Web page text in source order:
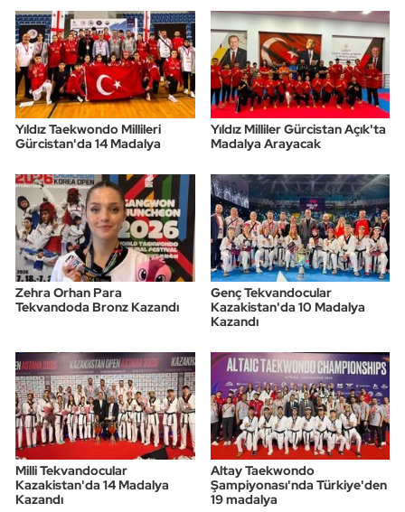
Yıldız Taekwondo Millileri
Gürcistan'da 14 Madalya
Yıldız Milliler Gürcistan Açık'ta
Madalya Arayacak
Zehra Orhan Para
Tekvandoda Bronz Kazandı
Genç Tekvandocular
Kazakistan'da 10 Madalya
Kazandı
Milli Tekvandocular
Kazakistan'da 14 Madalya
Kazandı
Altay Taekwondo
Şampiyonası'nda Türkiye'den
19 madalya
Triatlon
Voleybol
Vücut Geliştirme Fitness
Wushu Kungfu
Yelken
Yüzme